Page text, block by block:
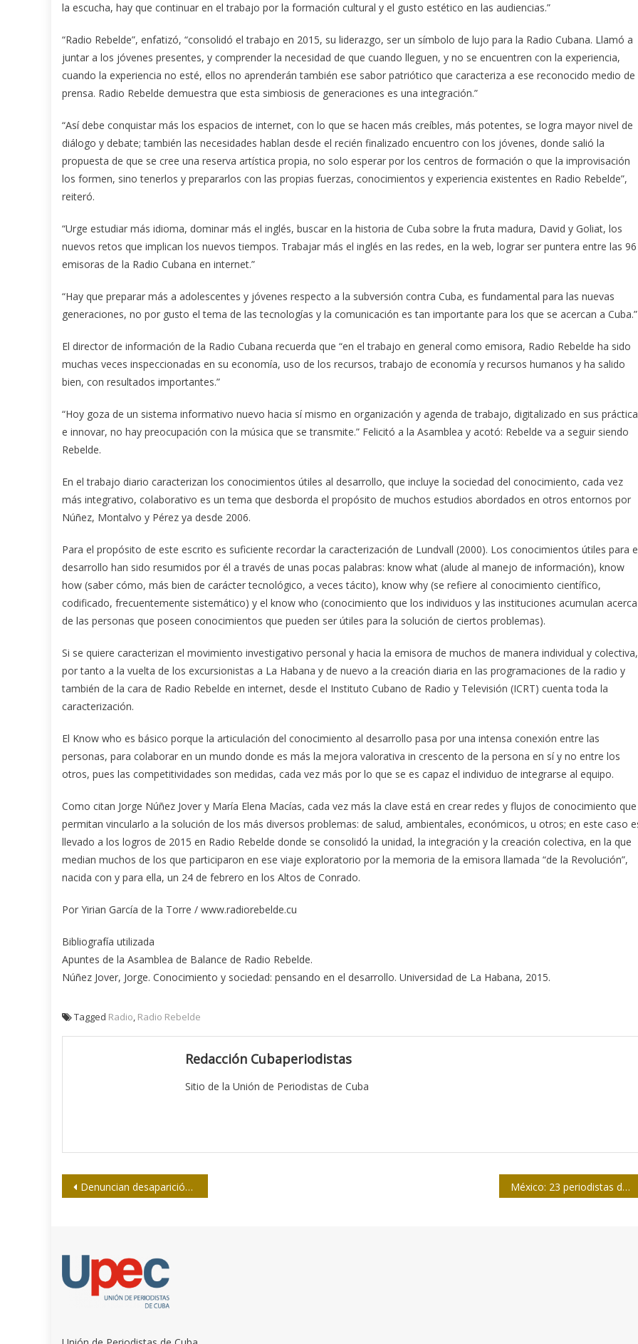
la escucha, hay que continuar en el trabajo por la formación cultural y el gusto estético en las audiencias.”
“Radio Rebelde”, enfatizó, “consolidó el trabajo en 2015, su liderazgo, ser un símbolo de lujo para la Radio Cubana. Llamó a
juntar a los jóvenes presentes, y comprender la necesidad de que cuando lleguen, y no se encuentren con la experiencia,
cuando la experiencia no esté, ellos no aprenderán también ese sabor patriótico que caracteriza a ese reconocido medio de
prensa. Radio Rebelde demuestra que esta simbiosis de generaciones es una integración.”
“Así debe conquistar más los espacios de internet, con lo que se hacen más creíbles, más potentes, se logra mayor nivel de
diálogo y debate; también las necesidades hablan desde el recién finalizado encuentro con los jóvenes, donde salió la
propuesta de que se cree una reserva artística propia, no solo esperar por los centros de formación o que la improvisación
los formen, sino tenerlos y prepararlos con las propias fuerzas, conocimientos y experiencia existentes en Radio Rebelde”,
reiteró.
“Urge estudiar más idioma, dominar más el inglés, buscar en la historia de Cuba sobre la fruta madura, David y Goliat, los
nuevos retos que implican los nuevos tiempos. Trabajar más el inglés en las redes, en la web, lograr ser puntera entre las 96
emisoras de la Radio Cubana en internet.”
“Hay que preparar más a adolescentes y jóvenes respecto a la subversión contra Cuba, es fundamental para las nuevas
generaciones, no por gusto el tema de las tecnologías y la comunicación es tan importante para los que se acercan a Cuba.”
El director de información de la Radio Cubana recuerda que “en el trabajo en general como emisora, Radio Rebelde ha sido
muchas veces inspeccionadas en su economía, uso de los recursos, trabajo de economía y recursos humanos y ha salido
bien, con resultados importantes.”
“Hoy goza de un sistema informativo nuevo hacia sí mismo en organización y agenda de trabajo, digitalizado en sus
e innovar, no hay preocupación con la música que se transmite.” Felicitó a la Asamblea y acotó: Rebelde va a seguir siendo
Rebelde.
En el trabajo diario caracterizan los conocimientos útiles al desarrollo, que incluye la sociedad del conocimiento, cada vez
más integrativo, colaborativo es un tema que desborda el propósito de muchos estudios abordados en otros entornos por
Núñez, Montalvo y Pérez ya desde 2006.
Para el propósito de este escrito es suficiente recordar la caracterización de Lundvall (2000). Los conocimientos útiles para
desarrollo han sido resumidos por él a través de unas pocas palabras: know what (alude al manejo de información), know
how (saber cómo, más bien de carácter tecnológico, a veces tácito), know why (se refiere al conocimiento científico,
codificado, frecuentemente sistemático) y el know who (conocimiento que los individuos y las instituciones acumulan acerca
de las personas que poseen conocimientos que pueden ser útiles para la solución de ciertos problemas).
Si se quiere caracterizan el movimiento investigativo personal y hacia la emisora de muchos de manera individual y colectiva,
por tanto a la vuelta de los excursionistas a La Habana y de nuevo a la creación diaria en las programaciones de la radio y
también de la cara de Radio Rebelde en internet, desde el Instituto Cubano de Radio y Televisión (ICRT) cuenta toda la
caracterización.
El Know who es básico porque la articulación del conocimiento al desarrollo pasa por una intensa conexión entre las
personas, para colaborar en un mundo donde es más la mejora valorativa in crescento de la persona en sí y no entre los
otros, pues las competitividades son medidas, cada vez más por lo que se es capaz el individuo de integrarse al equipo.
Como citan Jorge Núñez Jover y María Elena Macías, cada vez más la clave está en crear redes y flujos de conocimiento que
permitan vincularlo a la solución de los más diversos problemas: de salud, ambientales, económicos, u otros; en este caso
llevado a los logros de 2015 en Radio Rebelde donde se consolidó la unidad, la integración y la creación colectiva, en la que
median muchos de los que participaron en ese viaje exploratorio por la memoria de la emisora llamada “de la Revolución”,
nacida con y para ella, un 24 de febrero en los Altos de Conrado.
Por Yirian García de la Torre / www.radiorebelde.cu
Bibliografía utilizada
Apuntes de la Asamblea de Balance de Radio Rebelde.
Núñez Jover, Jorge. Conocimiento y sociedad: pensando en el desarrollo. Universidad de La Habana, 2015.
Tagged Radio, Radio Rebelde
Redacción Cubaperiodistas
Sitio de la Unión de Periodistas de Cuba
Navegación
Denuncian desaparición de periodista en Mali México: 23 periodistas desaparecidos en 12 años